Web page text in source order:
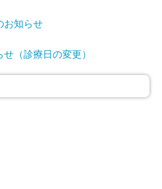
お知らせ
（診療日の変更）